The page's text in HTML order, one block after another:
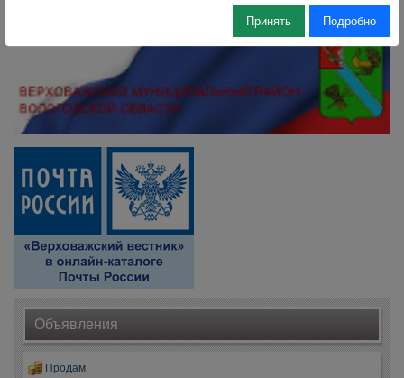
Объявления
Продам
Принять Подробно